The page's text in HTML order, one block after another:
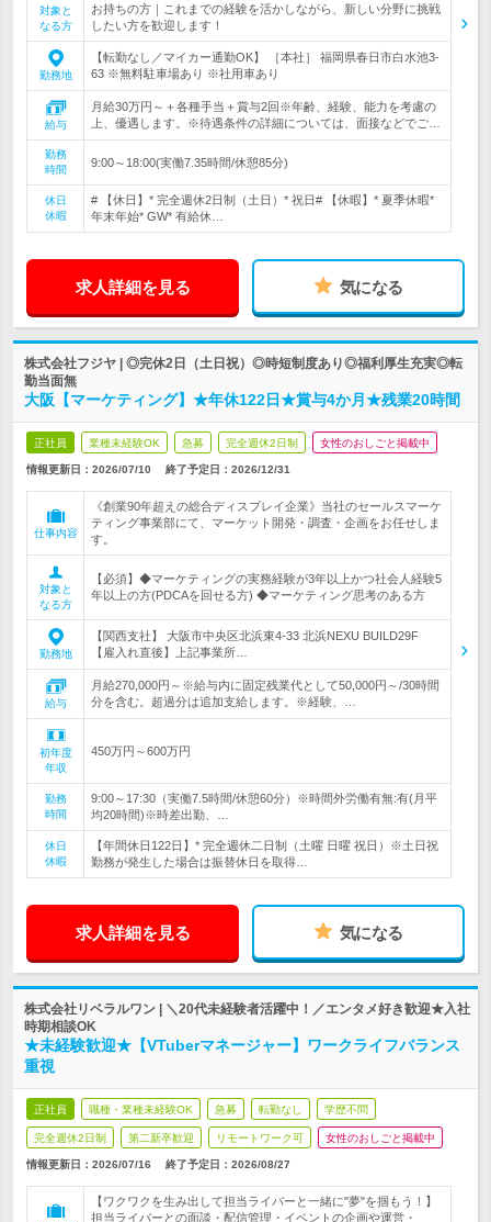
対象と
なる方
お持ちの方｜これまでの経験を活かしながら、新しい分野に挑戦
したい方を歓迎します！
勤務地
【転勤なし／マイカー通勤OK】 ［本社］ 福岡県春日市白水池3-
63 ※無料駐車場あり ※社用車あり
給与
月給30万円～＋各種手当＋賞与2回※年齢、経験、能力を考慮の
上、優遇します。※待遇条件の詳細については、面接などでご…
勤務
時間
9:00～18:00(実働7.35時間/休憩85分)
休日
休暇
# 【休日】* 完全週休2日制（土日）* 祝日# 【休暇】* 夏季休暇*
年末年始* GW* 有給休…
求人詳細を見る 気になる
株式会社フジヤ | ◎完休2日（土日祝）◎時短制度あり◎福利厚生充実◎転
勤当面無
大阪【マーケティング】★年休122日★賞与4か月★残業20時間
正社員 業種未経験OK 急募 完全週休2日制 女性のおしごと掲載中
情報更新日：2026/07/10 終了予定日： 2026/12/31
仕事内容
《創業90年超えの総合ディスプレイ企業》当社のセールスマーケ
ティング事業部にて、マーケット開発・調査・企画をお任せしま
す。
対象と
なる方
【必須】◆マーケティングの実務経験が3年以上かつ社会人経験5
年以上の方(PDCAを回せる方) ◆マーケティング思考のある方
勤務地
【関西支社】 大阪市中央区北浜東4-33 北浜NEXU BUILD29F
【雇入れ直後】上記事業所…
給与
月給270,000円～※給与内に固定残業代として50,000円～/30時間
分を含む。超過分は追加支給します。※経験、…
初年度
年収
450万円～600万円
勤務
時間
9:00～17:30（実働7.5時間/休憩60分）※時間外労働有無:有(月平
均20時間)※時差出勤、…
休日
休暇
【年間休日122日】* 完全週休二日制（土曜 日曜 祝日）※土日祝
勤務が発生した場合は振替休日を取得…
求人詳細を見る 気になる
株式会社リベラルワン | ＼20代未経験者活躍中！／エンタメ好き歓迎★入社
時期相談OK
★未経験歓迎★【VTuberマネージャー】ワークライフバランス
重視
正社員 職種・業種未経験OK 急募 転勤なし 学歴不問
完全週休2日制 第二新卒歓迎 リモートワーク可 女性のおしごと掲載中
情報更新日：2026/07/16 終了予定日： 2026/08/27
【ワクワクを生み出して担当ライバーと一緒に"夢"を掴もう！】
担当ライバーとの面談・配信管理・イベントの企画や運営・